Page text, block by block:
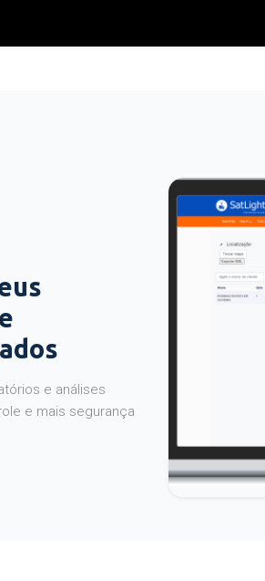
e análises
e mais segurança